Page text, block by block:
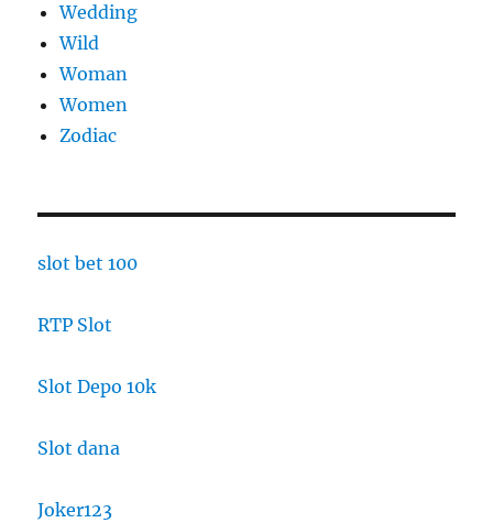
Wedding
Wild
Woman
Women
Zodiac
slot bet 100
RTP Slot
Slot Depo 10k
Slot dana
Joker123